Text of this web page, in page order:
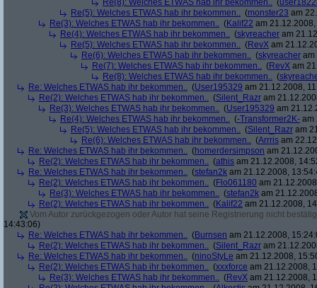
Re(8): Welches ETWAS hab ihr bekommen.. (
Re(5): Welches ETWAS hab ihr bekommen.. (monster23 am
Re(3): Welches ETWAS hab ihr bekommen.. (Kalif22 am
Re(4): Welches ETWAS hab ihr bekommen.. (skyreacher am
Re(5): Welches ETWAS hab ihr bekommen.. (RevX am
Re(6): Welches ETWAS hab ihr bekommen.. (skyreacher am
Re(7): Welches ETWAS hab ihr bekommen.. (RevX am
Re(8): Welches ETWAS hab ihr bekommen.. (
Re: Welches ETWAS hab ihr bekommen.. (User195329 am 21.12.2008,
Re(2): Welches ETWAS hab ihr bekommen.. (Silent_Razr am
Re(3): Welches ETWAS hab ihr bekommen.. (User195329 am
Re(4): Welches ETWAS hab ihr bekommen.. (-Transformer2K- am
Re(5): Welches ETWAS hab ihr bekommen.. (Silent_Razr am
Re(6): Welches ETWAS hab ihr bekommen.. (Arrris am
Re: Welches ETWAS hab ihr bekommen.. (homerdersimpson am
Re(2): Welches ETWAS hab ihr bekommen.. (athis am 21.12.2008,
Re: Welches ETWAS hab ihr bekommen.. (stefan2k am 21.12.2008,
Re(2): Welches ETWAS hab ihr bekommen.. (Flo061180 am
Re(3): Welches ETWAS hab ihr bekommen.. (stefan2k am
Re(2): Welches ETWAS hab ihr bekommen.. (Kalif22 am 21.12.2008,
Vom Autor zurückgezogen oder Autor hat seine Registrierung nicht
14:43:06)
Re: Welches ETWAS hab ihr bekommen.. (Burnsen am 21.12.2008,
Re(2): Welches ETWAS hab ihr bekommen.. (Silent_Razr am
Re: Welches ETWAS hab ihr bekommen.. (ninoStyLe am 21.12.2008,
Re(2): Welches ETWAS hab ihr bekommen.. (xxxforce am 21.12.2008,
Re(3): Welches ETWAS hab ihr bekommen.. (RevX am 21.12.2008,